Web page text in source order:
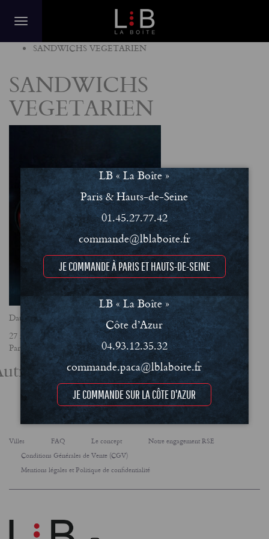
SANDWICHS VEGETARIEN
SANDWICHS
VEGETARIEN
Date
27 mars 2025
Partager
actualités
Villes FAQ Le concept
Notre engagement RSE
Conditions Générales de Vente (CGV)
Mentions légales et Politique de confidentialité
LB « La Boîte »
Paris & Hauts-de-Seine
01.45.27.77.42
commande@lblaboite.fr
JE COMMANDE À PARIS ET HAUTS-DE-SEINE
LB « La Boîte »
Côte d’Azur
04.93.12.35.32
commande.paca@lblaboite.fr
JE COMMANDE SUR LA CÔTE D'AZUR